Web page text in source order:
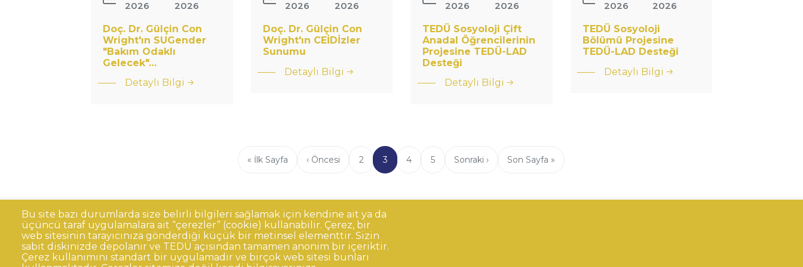
2026
2026
Doç. Dr. Gülçin Con
Wright'ın SUGender
"Bakım Odaklı
Gelecek"…
Detaylı Bilgi
: Doç. Dr. Gülçin
Con
Wright&#039;ın
SUGender
2026
2026
Doç. Dr. Gülçin Con
Wright'ın CEİDİzler
Sunumu
Detaylı Bilgi
: Doç. Dr. Gülçin
Con
2026
2026
TEDÜ Sosyoloji Çift
Anadal Öğrencilerinin
Projesine TEDÜ-LAD
Desteği
Detaylı Bilgi
: TEDÜ
Sosyoloji Çift
Anadal
2026
2026
TEDÜ Sosyoloji
Bölümü Projesine
TEDÜ-LAD Desteği
Detaylı Bilgi
: TEDÜ
Sosyoloji
Bölümü
İlk
« İlk Sayfa
Önceki
‹ Öncesi Page
2
Şu
an
sayfa
3 Page
4 Page
5
Sonraki
Sonraki ›
Son
Son Sayfa »
Bu site bazı durumlarda size belirli bilgileri sağlamak için kendine ait ya da
üçüncü taraf uygulamalara ait “çerezler” (cookie) kullanabilir. Çerez, bir
web sitesinin tarayıcınıza gönderdiği küçük bir metinsel elementtir. Sizin
sabit diskinizde depolanır ve TEDÜ açısından tamamen anonim bir içeriktir.
Çerez kullanımını standart bir uygulamadır ve birçok web sitesi bunları
Dipnot
Sıkça Sorulan Sorular Kişisel Verilerin Korunması Gizlilik Politikası
Kurumsal Kimlik